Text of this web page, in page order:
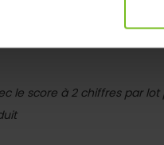
et la position peuvent
éclairage (en regardant
le score à 2 chiffres par lot